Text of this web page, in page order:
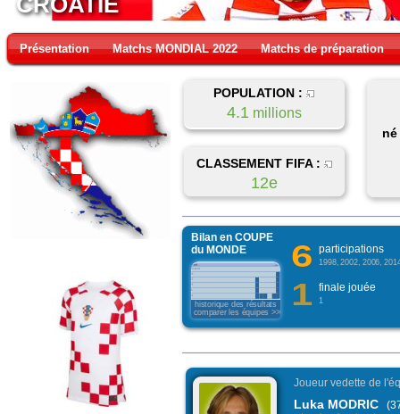
Présentation Matchs MONDIAL 2022 Matchs de préparation
POPULATION :
4.1 millions
CLASSEMENT FIFA :
12e
Bilan en COUPE
du MONDE
historique des résultats
comparer les équipes >>>
6 participations
1998, 2002, 2006,
1 finale jouée
1
Joueur vedette de
Luka MODRIC